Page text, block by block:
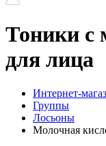
Тоники с
для лица
Интернет-
Группы
Лосьоны
Молочная